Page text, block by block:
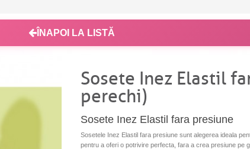
ÎNAPOI LA LISTĂ
Sosete Inez Elastil
perechi)
Sosete Inez Elastil fara presiune
Sosetele Inez Elastil fara presiune sunt alegerea ideala
pentru a oferi o potrivire perfecta, fara a crea presiune pe